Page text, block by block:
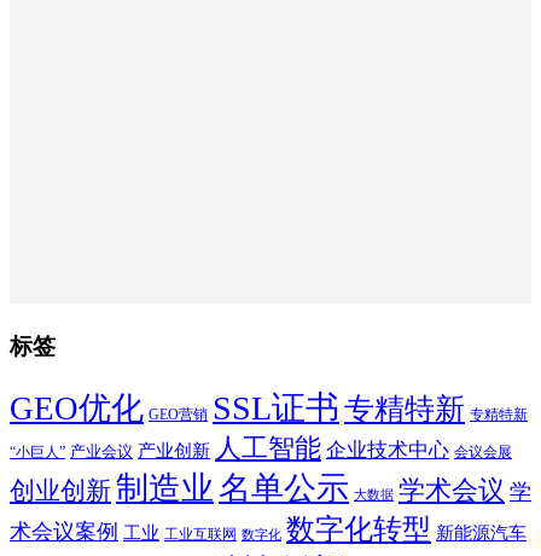
标签
GEO优化 GEO营销 SSL证书 专精特新 专精特新
“小巨人” 产业会议 产业创新 人工智能 企业技术中心 会议会展
创业创新制造业 名单公示 大数据 学术会议 学
术会议案例 工业 工业互联网 数字化 数字化转型 新能源汽车